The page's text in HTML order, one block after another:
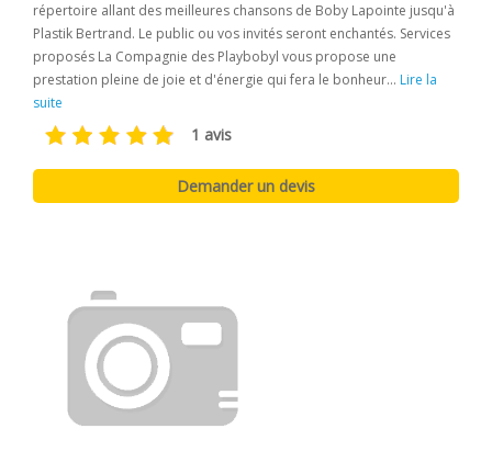
répertoire allant des meilleures chansons de Boby Lapointe jusqu'à
Plastik Bertrand. Le public ou vos invités seront enchantés. Services
proposés La Compagnie des Playbobyl vous propose une
prestation pleine de joie et d'énergie qui fera le bonheur... Lire la
suite
1 avis